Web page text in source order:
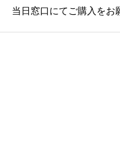
当日窓口にてご購入をお